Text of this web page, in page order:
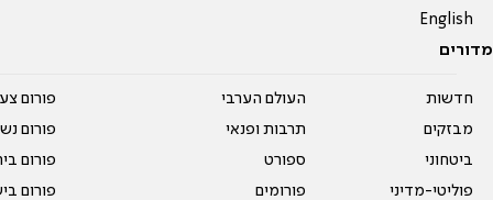
English
מדורים
חדשות
מבזקים
ביטחוני
פוליטי-מדיני
העולם הערבי
תרבות ופנאי
ספורט
פורומים
פורום
פורום
פורום
פורום